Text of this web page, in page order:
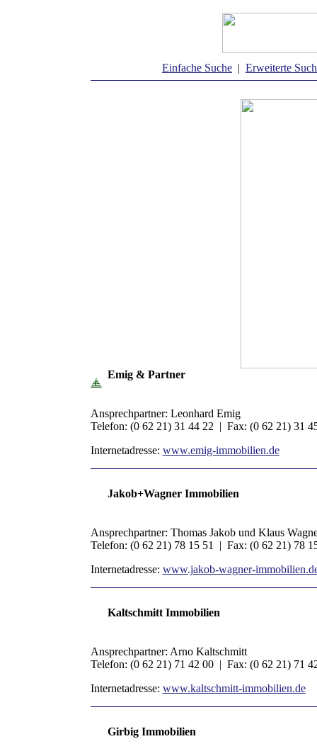
Einfache Suche | Erweiterte
Emig & Partner
Ansprechpartner: Leonhard Emig
Telefon: (0 62 21) 31 44 22 | Fax: (0 62 21) 31
Internetadresse: www.emig-immobilien.de
Jakob+Wagner Immobilien
Ansprechpartner: Thomas Jakob und Klaus
Telefon: (0 62 21) 78 15 51 | Fax: (0 62 21) 78
Internetadresse: www.jakob-wagner-
Kaltschmitt Immobilien
Ansprechpartner: Arno Kaltschmitt
Telefon: (0 62 21) 71 42 00 | Fax: (0 62 21) 71
Internetadresse: www.kaltschmitt-immobilien.de
Girbig Immobilien